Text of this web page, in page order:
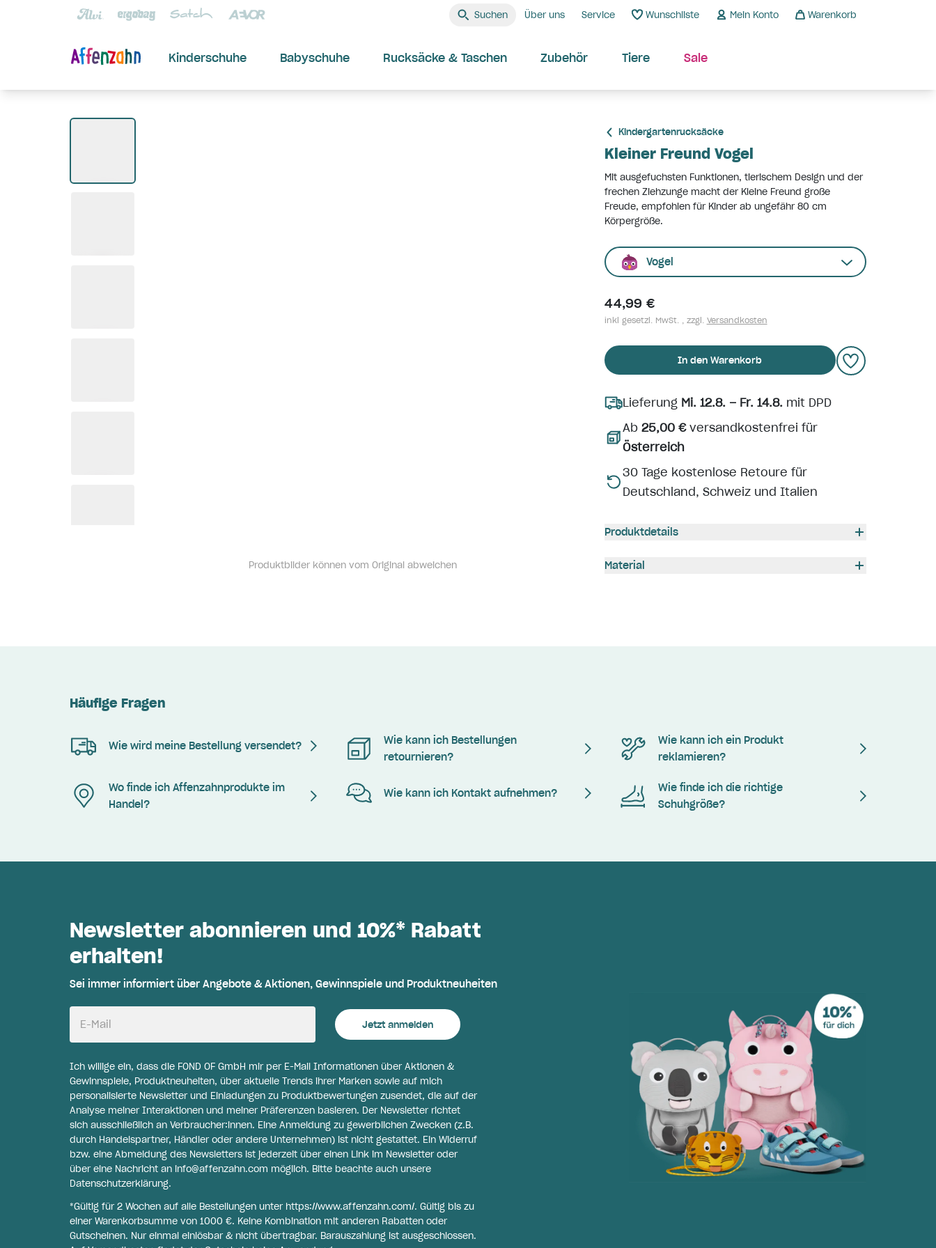
Suchen Über uns Service Wunschliste Mein Konto Warenkorb
Kinderschuhe Babyschuhe Rucksäcke & Taschen Zubehör Tiere Sale
Produktbilder können vom Original abweichen
Kindergartenrucksäcke
Kleiner Freund Vogel
Mit ausgefuchsten Funktionen, tierischem Design und der
frechen Ziehzunge macht der Kleine Freund große
Freude, empfohlen für Kinder ab ungefähr 80 cm
Körpergröße.
Vogel
44,99 €
inkl gesetzl. MwSt. , zzgl. Versandkosten
In den Warenkorb
Lieferung Mi. 12.8. – Fr. 14.8.mit DPD
Ab 25,00 €versandkostenfrei für
Österreich
30 Tage kostenlose Retoure für
Deutschland, Schweiz und Italien
Produktdetails
Material
Häufige Fragen
Wie wird meine Bestellung versendet?
Wie kann ich Bestellungen
retournieren?
Wie kann ich ein Produkt
reklamieren?
Wo finde ich Affenzahnprodukte im
Handel?
Wie kann ich Kontakt aufnehmen?
Wie finde ich die richtige
Schuhgröße?
Newsletter abonnieren und 10%* Rabatt
erhalten!
Sei immer informiert über Angebote & Aktionen, Gewinnspiele und Produktneuheiten
E-Mail Jetzt anmelden
Ich willige ein, dass die FOND OF GmbH mir per E-Mail Informationen über Aktionen &
Gewinnspiele, Produktneuheiten, über aktuelle Trends ihrer Marken sowie auf mich
personalisierte Newsletter und Einladungen zu Produktbewertungen zusendet, die auf der
Analyse meiner Interaktionen und meiner Präferenzen basieren. Der Newsletter richtet
sich ausschließlich an Verbraucher:innen. Eine Anmeldung zu gewerblichen Zwecken (z.B.
durch Handelspartner, Händler oder andere Unternehmen) ist nicht gestattet. Ein Widerruf
bzw. eine Abmeldung des Newsletters ist jederzeit über einen Link im Newsletter oder
über eine Nachricht an info@affenzahn.com möglich. Bitte beachte auch unsere
Datenschutzerklärung.
*Gültig für 2 Wochen auf alle Bestellungen unter https://www.affenzahn.com/. Gültig bis zu
einer Warenkorbsumme von 1000 €. Keine Kombination mit anderen Rabatten oder
Gutscheinen. Nur einmal einlösbar & nicht übertragbar. Barauszahlung ist ausgeschlossen.